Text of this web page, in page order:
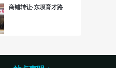
商铺转让·东坝育才路